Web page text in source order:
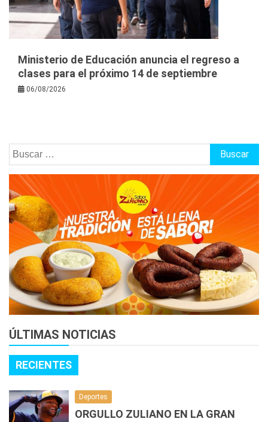
Ministerio de Educación anuncia el regreso a
clases para el próximo 14 de septiembre
06/08/2026
Buscar:
ÚLTIMAS NOTICIAS
RECIENTES
Deportes
ORGULLO ZULIANO EN LA GRAN